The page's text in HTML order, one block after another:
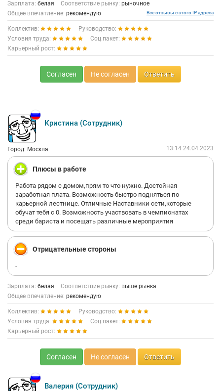
Зарплата: белая Соответствие рынку: рыночное
Общее впечатление: рекомендую Все отзывы с этого IP адреса
Коллектив:
Руководство:
Условия труда:
Соц.пакет:
Карьерный рост:
Согласен Не согласен Ответить
Кристина (Сотрудник)
Город: Москва 13:14 24.04.2023
Плюсы в работе
Работа рядом с домом,прям то что нужно. Достойная
заработная плата. Возможность быстро подняться по
карьерной лестнице. Отличные Наставники сети,которые
обучат тебя с 0. Возможность участвовать в чемпионатах
среди бариста и посещать различные мероприятия
Отрицательные стороны
-
Зарплата: белая Соответствие рынку: выше рынка
Общее впечатление: рекомендую
Коллектив:
Руководство:
Условия труда:
Соц.пакет:
Карьерный рост:
Согласен Не согласен Ответить
Валерия (Сотрудник)